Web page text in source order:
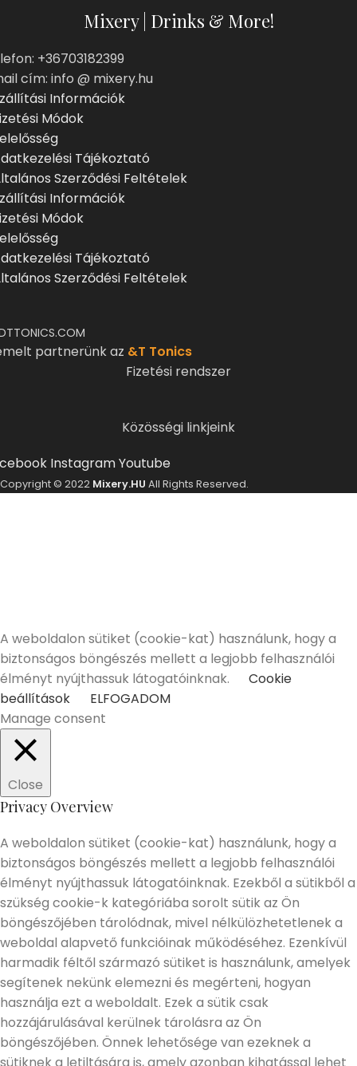
Mixery | Drinks & More!
+36703182399
cím: info @ mixery.hu
Információk
Módok
Tájékoztató
Szerződési Feltételek
Információk
Módok
Tájékoztató
Szerződési Feltételek
partnerünk az &T Tonics
Fizetési rendszer
Közösségi linkjeink
InstagramYoutube
Copyright © 2022 Mixery.HU All Rights Reserved.
A weboldalon sütiket (cookie-kat) használunk, hogy a
biztonságos böngészés mellett a legjobb felhasználói
élményt nyújthassuk látogatóinknak.
Cookie
beállítások
ELFOGADOM
Manage consent
Close
Privacy Overview
A weboldalon sütiket (cookie-kat) használunk, hogy a
biztonságos böngészés mellett a legjobb felhasználói
élményt nyújthassuk látogatóinknak. Ezekből a sütikből a
szükség cookie-k kategóriába sorolt sütik az Ön
böngészőjében tárolódnak, mivel nélkülözhetetlenek a
weboldal alapvető funkcióinak működéséhez. Ezenkívül
harmadik féltől származó sütiket is használunk, amelyek
segítenek nekünk elemezni és megérteni, hogyan
használja ezt a weboldalt. Ezek a sütik csak
hozzájárulásával kerülnek tárolásra az Ön
böngészőjében. Önnek lehetősége van ezeknek a